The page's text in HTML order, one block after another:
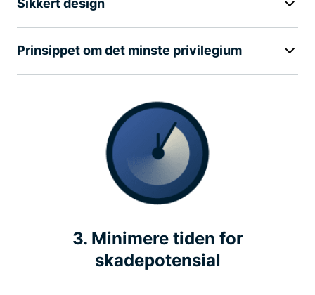
Sikkert design
Prinsippet om det minste privilegium
3. Minimere tiden for
skadepotensial